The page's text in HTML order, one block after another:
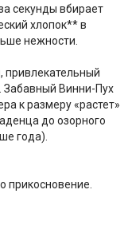
секунды вбирает
хлопок** в
нежности.
привлекательный
Забавный Винни-Пух
к размеру «растет»
до озорного
года).